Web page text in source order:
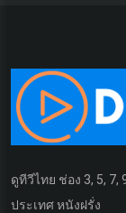
ดูทีวีไทย ช่อง 3, 5,
ประเทศ หนังฝรั่ง